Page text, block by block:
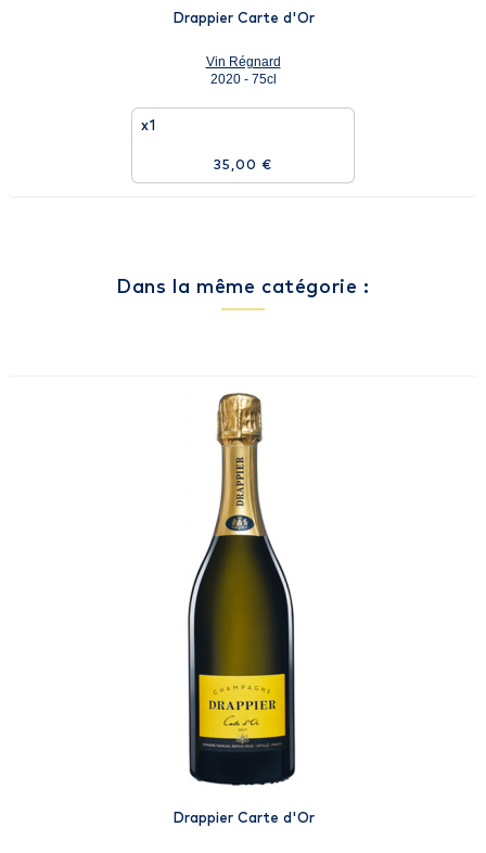
Drappier Carte d'Or
Vin Régnard
2020 - 75cl
x1
35,00 €
Dans la même catégorie :
Drappier Carte d'Or